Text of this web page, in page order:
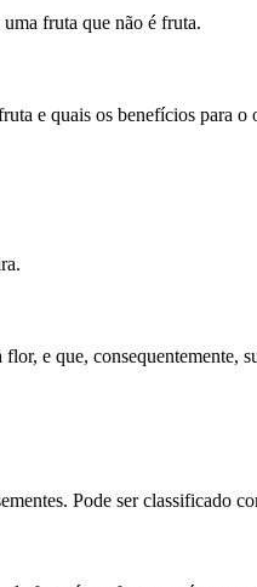
fruta que não é fruta.
e quais os benefícios para o
e que, consequentemente,
Pode ser classificado